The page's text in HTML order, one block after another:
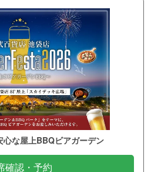
な屋上BBQビアガーデン
確認・予約